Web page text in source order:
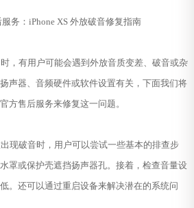
：iPhone XS 外放破音修复指南
有用户可能会遇到外放音质变差、破音或杂
声器、音频硬件或软件设置有关，下面我们将
方售后服务来修复这一问题。
破音时，用户可以尝试一些基本的排查步
罩或保护壳遮挡扬声器孔。接着，检查音量设
。还可以通过重启设备来解决潜在的系统问